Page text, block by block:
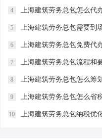
4 上海建筑劳务总包怎么代
5 上海建筑劳务总包需要到场
6 上海建筑劳务总包免费代办？揭秘节税新策略
7 上海建筑劳务总包流程和
8 上海建筑劳务总包怎么筹
9 上海建筑劳务总包怎么省
10 上海建筑劳务总包纳税优化秘籍！0元办